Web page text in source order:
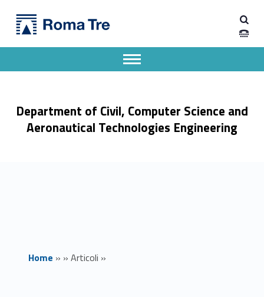
Colloqui di Fisica: A ferroelectric phase transition underlying the liquid-liquid phase transition in supercooled water - Dipartimento di Ingegneria Civile, Informatica e delle Tecnologie Aeronautiche
Department of Civil, Computer Science and
Aeronautical Technologies Engineering
Apri il menu secondario
Header info sidebar
Home » » Articoli »